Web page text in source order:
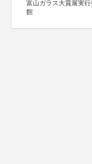
富山ガラス大賞展実
館